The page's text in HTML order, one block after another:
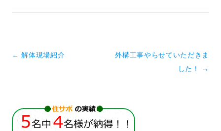
投稿ナビゲーション
← 解体現場紹介
外構工事やらせていただきま
した！
→